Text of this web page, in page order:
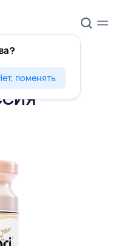
поменять
1